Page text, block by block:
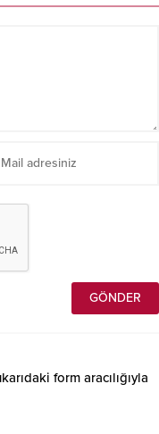
form aracılığıyla